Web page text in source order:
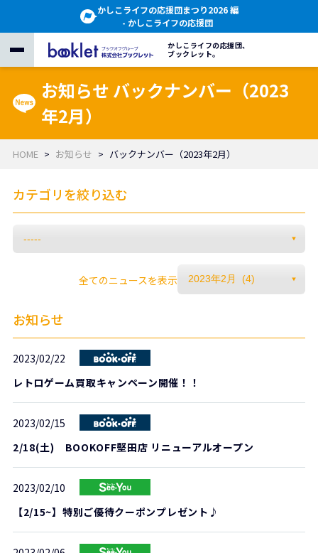
かしこライフの応援団まつり2026 編
- かしこライフの応援団
かしこライフの応援団、
ブックレット。
お知らせ バックナンバー（2023
年2月）
HOME お知らせ バックナンバー（2023年2月）
カテゴリを絞り込む
全てのニュースを表示
お知らせ
2023/02/22
レトロゲーム買取キャンペーン開催！！
2023/02/15
2/18(土) BOOKOFF堅田店 リニューアルオープン
2023/02/10
【2/15~】特別ご優待クーポンプレゼント♪